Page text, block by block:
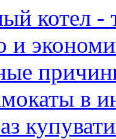
котел -
и
в